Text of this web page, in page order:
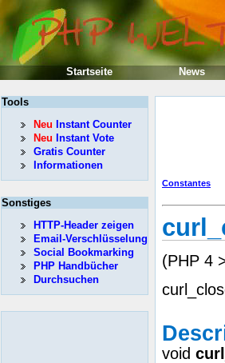
Constantes
(PHP 4
void
Tools
Neu Instant Counter
Neu Instant Vote
Gratis Counter
Informationen
Sonstiges
HTTP-Header zeigen
Email-Verschlüsselung
Social Bookmarking
PHP Handbücher
Durchsuchen
Startseite News